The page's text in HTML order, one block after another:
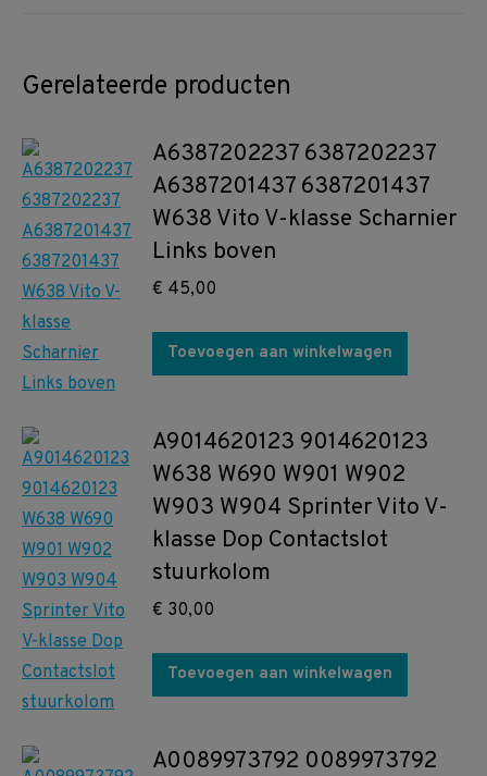
Gerelateerde producten
A6387202237 6387202237
A6387201437 6387201437
W638 Vito V-klasse Scharnier
Links boven
€ 45,00
Toevoegen aan winkelwagen
A9014620123 9014620123
W638 W690 W901 W902
W903 W904 Sprinter Vito V-
klasse Dop Contactslot
stuurkolom
€ 30,00
Toevoegen aan winkelwagen
A0089973792 0089973792